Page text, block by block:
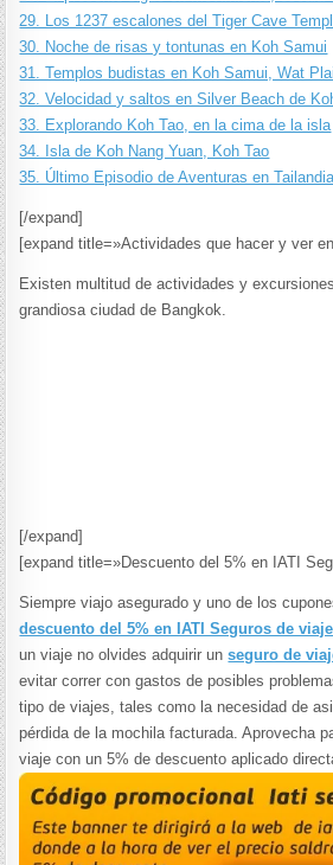
29. Los 1237 escalones del Tiger Cave
30. Noche de risas y tontunas en Koh Samui
31. Templos budistas en Koh Samui, Wat
32. Velocidad y saltos en Silver Beach de
33. Explorando Koh Tao, en la cima de la isla
34. Isla de Koh Nang Yuan, Koh Tao
35. Último Episodio de Aventuras en Tailandia
[/expand]
[expand title=»Actividades que hacer y ver
Existen multitud de actividades y
grandiosa ciudad de Bangkok.
[/expand]
[expand title=»Descuento del 5% en IATI
Siempre viajo asegurado y uno de los
descuento del 5% en IATI Seguros de viaje
un viaje no olvides adquirir unseguro de
evitar correr con gastos de posibles
tipo de viajes, tales como la necesidad de
pérdida de la mochila facturada. Aprovecha
viaje con un 5% de descuento aplicado